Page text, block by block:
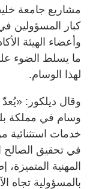
مشاريع جامعة
كبار المسؤولين
وأعضاء الهيئة
ما يسلط الضوء على
لهذا الوسام.
وقال ديلكور:
وسام في مملكة
خدمات استثنائية
في تحقيق الصالح
المهنية المتميزة،
بالمسؤولية تجاه